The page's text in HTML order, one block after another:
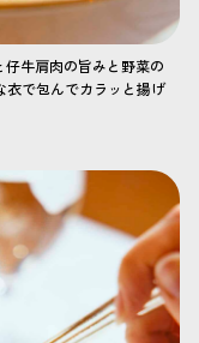
牛肩肉の旨みと野菜の
衣で包んでカラッと揚げ